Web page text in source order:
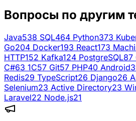
Вопросы по другим
Java538 SQL464 Python373
Go204 Docker193 React173
HTTP152 Kafka124 PostgreSQL87
C#63 1C57 Git57 PHP40 Android
Redis29 TypeScript26 Django26
Selenium23 Active Directory23
Laravel22 Node.js21